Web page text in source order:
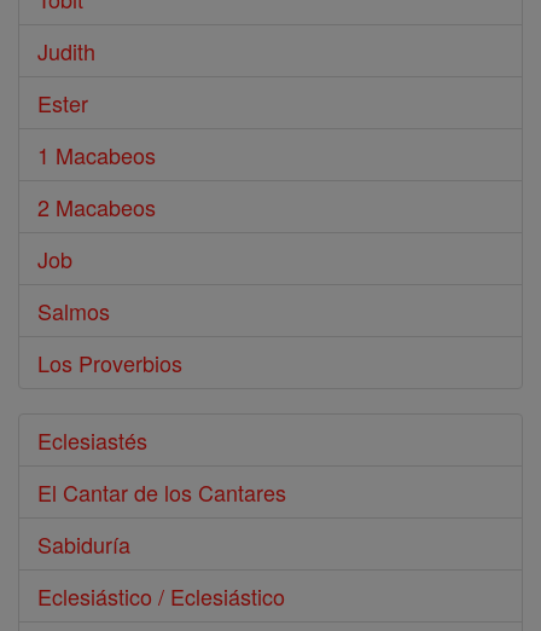
Judith
Ester
1 Macabeos
2 Macabeos
Job
Salmos
Los Proverbios
Eclesiastés
El Cantar de los Cantares
Sabiduría
Eclesiástico / Eclesiástico